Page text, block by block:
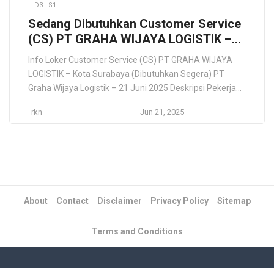
D3 - S1
Sedang Dibutuhkan Customer Service
(CS) PT GRAHA WIJAYA LOGISTIK –
Kota Surabaya
Info Loker Customer Service (CS) PT GRAHA WIJAYA
LOGISTIK – Kota Surabaya (Dibutuhkan Segera) PT
Graha Wijaya Logistik – 21 Juni 2025 Deskripsi Pekerjaan
posisi Customer Service (CS) yang akan ditempatkan di
rkn Jun 21, 2025
About Contact Disclaimer Privacy Policy Sitemap
Terms and Conditions